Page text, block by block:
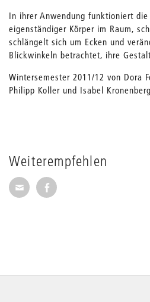
Weiterempfehlen
Seite per E-Mail
Seite auf Facebook
In ihrer Anwendung funktioniert die
eigenständiger Körper im Raum,
schlängelt sich um Ecken und
Blickwinkeln betrachtet, ihre
Wintersemester 2011/12 von Dora
Philipp Koller und Isabel